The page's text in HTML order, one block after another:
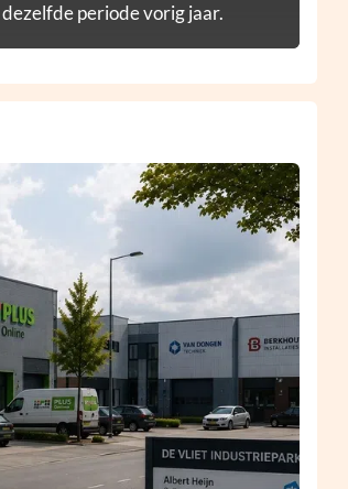
dezelfde periode vorig jaar.